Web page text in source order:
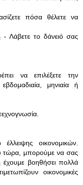
πόσα θέλετε να
Λάβετε το δάνειό σας
να επιλέξετε την
μηνιαία ή
οικονομικών.
τώρα, μπορούμε να σας
έχουμε βοηθήσει πολλά
οικονομικές